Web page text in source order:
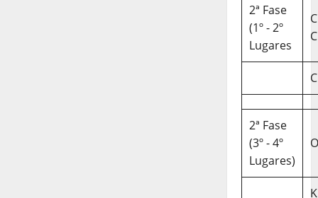
2ª Fase
(1º - 2º
Lugares
C
2ª Fase
(3º - 4º
Lugares)